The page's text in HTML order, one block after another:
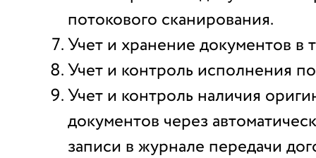
потокового сканирования.
Учет и хранение документов в
Учет и контроль исполнения
Учет и контроль наличия
документов через
записи в журнале передачи